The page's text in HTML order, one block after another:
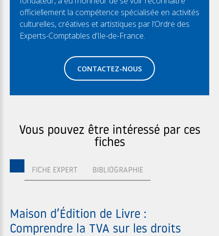
officiellement la compétence spécialisée en activités
culturelles, créatives et artistiques par l’Ordre des
Experts-Comptables d’Ile-de-France.
CONTACTEZ-NOUS
Vous pouvez être intéressé par ces
fiches
FICHE EXPERT BIBLIOGRAPHIE
Maison d’Édition de Livre :
Comprendre la TVA sur les droits